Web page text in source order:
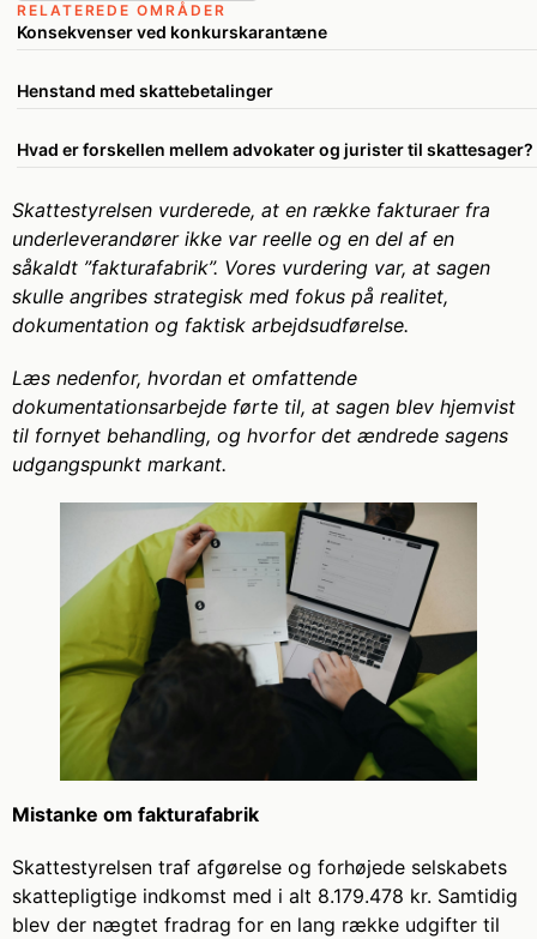
RELATEREDE OMRÅDER
Konsekvenser ved konkurskarantæne
Henstand med skattebetalinger
Hvad er forskellen mellem advokater og jurister til skattesager?
Skattestyrelsen vurderede, at en række fakturaer fra
underleverandører ikke var reelle og en del af en
såkaldt ”fakturafabrik”. Vores vurdering var, at sagen
skulle angribes strategisk med fokus på realitet,
dokumentation og faktisk arbejdsudførelse.
Læs nedenfor, hvordan et omfattende
dokumentationsarbejde førte til, at sagen blev hjemvist
til fornyet behandling, og hvorfor det ændrede sagens
udgangspunkt markant.
Mistanke om fakturafabrik
Skattestyrelsen traf afgørelse og forhøjede selskabets
skattepligtige indkomst med i alt 8.179.478 kr. Samtidig
blev der nægtet fradrag for en lang række udgifter til